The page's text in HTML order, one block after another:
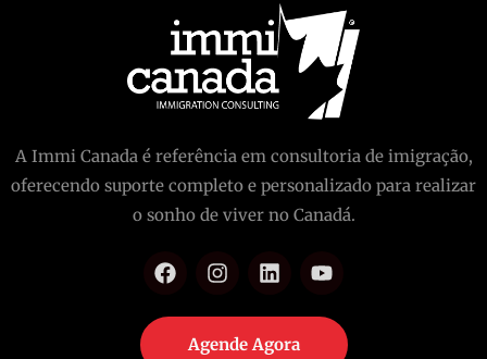
A Immi Canada é referência em consultoria de imigração,
oferecendo suporte completo e personalizado para realizar
o sonho de viver no Canadá.
Agende Agora